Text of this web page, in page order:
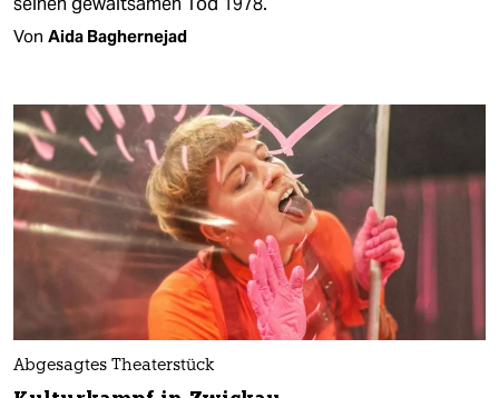
Von Aida Baghernejad
Abgesagtes Theaterstück